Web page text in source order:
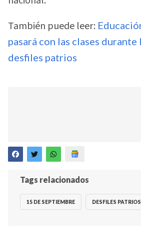
También puede leer:
pasará con las clases durante
desfiles patrios
Tags relacionados
15 DE SEPTIEMBRE DESFILES